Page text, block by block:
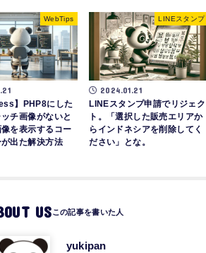
WebTips
】PHP8にした
チ画像がないと
を表示するコー
が出た解決方法
LINEスタンプ
2024.01.21
LINEスタンプ申請でリジェク
ト。「選択した販売エリアか
らインドネシアを削除してく
ださい」とな。
US
yukipan